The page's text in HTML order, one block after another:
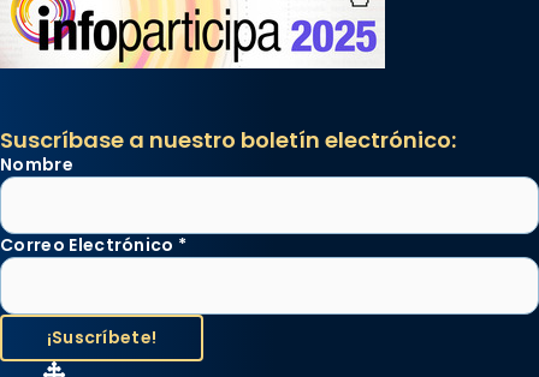
Suscríbase a nuestro boletín electrónico:
Nombre
Correo Electrónico *